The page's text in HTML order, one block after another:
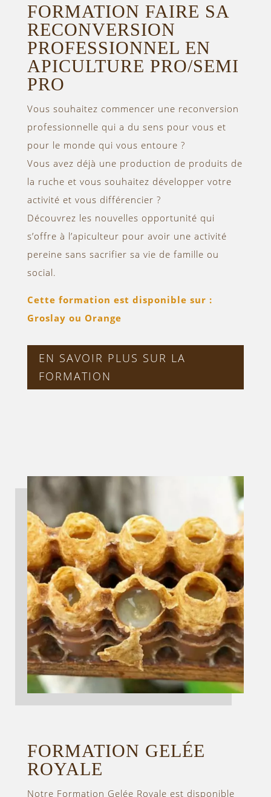
FORMATION FAIRE SA
RECONVERSION
PROFESSIONNEL EN
APICULTURE PRO/SEMI
PRO
Vous souhaitez commencer une reconversion
professionnelle qui a du sens pour vous et
pour le monde qui vous entoure ?
Vous avez déjà une production de produits de
la ruche et vous souhaitez développer votre
activité et vous différencier ?
Découvrez les nouvelles opportunité qui
s’offre à l’apiculteur pour avoir une activité
pereine sans sacrifier sa vie de famille ou
social.
Cette formation est disponible sur :
Groslay ou Orange
EN SAVOIR PLUS SUR LA
FORMATION
FORMATION GELÉE
ROYALE
Notre Formation Gelée Royale est disponible